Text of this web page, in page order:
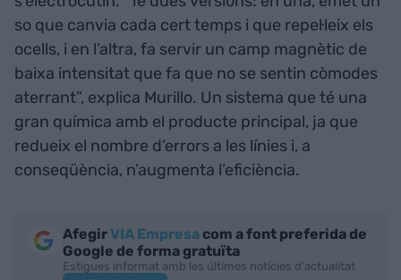
so que canvia cada cert temps i que repel·leix els
ocells, i en l’altra, fa servir un camp magnètic de
baixa intensitat que fa que no se sentin còmodes
aterrant”, explica Murillo. Un sistema que té una
gran química amb el producte principal, ja que
redueix el nombre d’errors a les línies i, a
conseqüència, n’augmenta l’eficiència.
AfegirVIA Empresa com a font preferida de
Google de forma gratuïta
Estigues informat amb les últimes notícies d'actualitat